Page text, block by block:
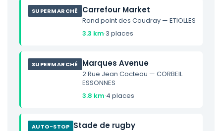
SUPERMARCHÉ Carrefour Market
Rond point des Coudray — ETIOLLES
3.3 km·3 places
SUPERMARCHÉ Marques Avenue
2 Rue Jean Cocteau — CORBEIL
ESSONNES
3.8 km·4 places
AUTO-STOP Stade de rugby